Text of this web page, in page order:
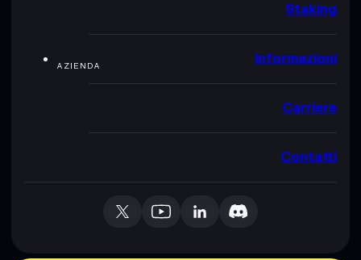
Staking
AZIENDA Informazioni
Carriere
Contatti